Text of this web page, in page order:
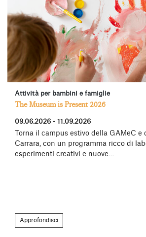
Attività per bambini e famiglie
The Museum is Present 2026
09.06.2026 - 11.09.2026
Torna il campus estivo della GAMeC e
Carrara, con un programma ricco di
esperimenti creativi e nuove…
Approfondisci